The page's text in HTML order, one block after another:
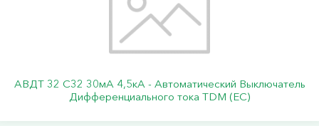
АВДТ 32 C32 30мА 4,5кА - Автоматический Выключатель
Дифференциального тока TDM (ЕС)